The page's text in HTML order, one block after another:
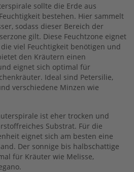
sollte die Erde aus
bestehen. Hier sammelt
sodass dieser Bereich der
gilt. Diese Feuchtzone eignet
viel Feuchtigkeit benötigen und
den Kräutern einen
eignet sich optimal für
Ideal sind Petersilie,
verschiedene Minzen wie
ist eher trocken und
Substrat. Für die
eignet sich am besten eine
Der sonnige bis halbschattige
für Kräuter wie Melisse,